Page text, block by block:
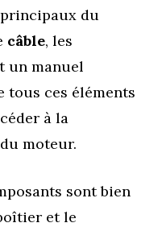
du
câble, les
un manuel
tous ces éléments
à la
moteur.
sont bien
et le